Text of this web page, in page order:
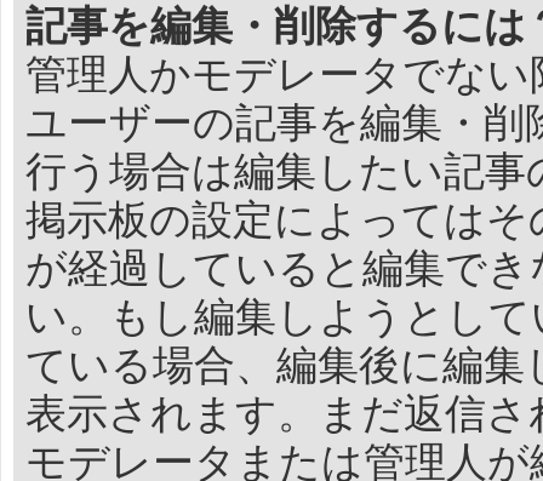
記事を編集・削除するには
管理人かモデレータでな
ユーザーの記事を編集・
行う場合は編集したい記
掲示板の設定によっては
が経過していると編集で
い。もし編集しようとし
ている場合、編集後に編
表示されます。まだ返信
モデレータまたは管理人